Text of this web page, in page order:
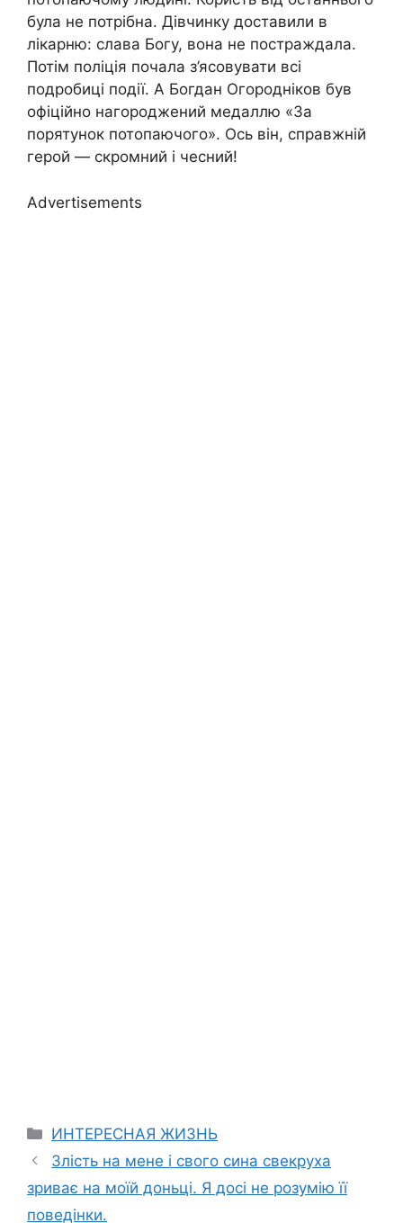
була не потрібна. Дівчинку доставили в
лікарню: слава Богу, вона не постраждала.
Потім поліція почала з’ясовувати всі
подробиці події. А Богдан Огородніков був
офіційно нагороджений медаллю «За
порятунок потопаючого». Ось він, справжній
герой — скромний і чесний!
Advertisements
Categories
ИНТЕРЕСНАЯ ЖИЗНЬ
Злість на мене і свого сина свекруха
зриває на моїй доньці. Я досі не розумію її
поведінки.